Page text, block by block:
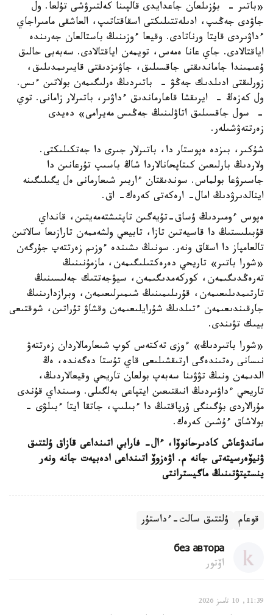
«باتىر - بۇزىلعان جاعدايدى قالپىنا كەلتىرۋشى تۇلعا. ول
جاۋدى جەڭىپ، ادىلەتتىلىكتى اسقاقتاتىپ، العاشقى مامىراجاي
ءداۋىردى قايتا ورناتادى. وقيعا ءوزىنىڭ باستالعان جەرىندە
اياقتالادى. جاي عانا ەمەس، تويمەن اياقتالادى. سەبەبى حالىق
ۇعىمىندا جاماندىقتى جاقسىلىق، جاۋىزدىقتى قايىرىمدىلىق،
زورلىقتى ادىلدىك جەڭۋ - باتىردىڭ ەرلىگىمەن بولاتىن ءىس.
ول كەزەڭ - ايرىقشا قاھارماندىق ءداۋىر، باتىرلار زامانى. توي
- سول جاقسىلىق اتاۋلىنىڭ جەڭىس مەيرامى» دەيدى
زەرتتەۋشىلەر.
شۇكىر، بىزدە ەپوستار دا، باتىرلار جىرى دا جەتكىلىكتى.
ولاردىڭ بارلىعىن كىتاپحانالاردا شاڭ باسىپ تۇرعانىن دا
جاسىرۋعا بولماس. سوندىقتان ءاربىر شىعارمانى ەل يگىلىگىنە
اينالدىرۋدىڭ امال- ارەكەتى كەرەك- اق.
ەپوس ءومىردىڭ ۇساق-تۇيەگىن تاپتىشتەمەيتىن، قانداي
قۇبىلىستىڭ دا قاسيەتىن تازا، تابيعي ولشەممەن تارازىعا سالاتىن
تالعامپاز دا اسقاق ونەر. سونىڭ ىشىندە ءوزىم زەرتتەپ جۇرگەن
«شورا باتىر» تاريحي دەرەكتىلىگىمەن، مازمۇنىنىڭ
تەرەڭدىگىمەن، كوركەمدىگىمەن، سيۋجەتتىك جەلىسىنىڭ
تارتىمدىلىعىمەن، قۇرىلىمىنىڭ شىمىرلىعىمەن، وبرازدارىنىڭ
جارقىندىعىمەن ءتىلدىڭ شۇرايلىعىمەن وقشاۋ تۇراتىن، شوقتىعى
بيىك تۋىندى.
«شورا باتىردىڭ» ءوزى تەكتەس كوپ شىعارمالاردان زەرتتەۋ
نىسانى رەتىندەگى ارتىقشىلىعى قاي تۇستا دەگەندە، ەڭ
الدىمەن ونىڭ تۋۋىنا سەبەپ بولعان تاريحي وقيعالاردىڭ،
تاريحي ءداۋىردىڭ انىقتىعىن ايتپاعى بەلگىلى. وسىنداي قۇندى
مۇرالاردى بۇگىنگى ۇرپاقتىڭ دا ءبىلىپ، جاتقا ايتا ءبىلۋى -
بولاشاق ءۇشىن كەرەك.
ساندۋعاش كادىرحانوۆا، ءال- فارابي اتىنداعى قازاق ۇلتتىق
ۋنيۆەرسيتەتى جانە م. اۋەزوۆ اتىنداعى ادەبيەت جانە ونەر
ينستيتۋتىنىڭ ماگيسترانتى
قوعام ۇلتتىق سالت-ءداستۇر
без автора
اۆتور
11:39, 10 تامىز 2026